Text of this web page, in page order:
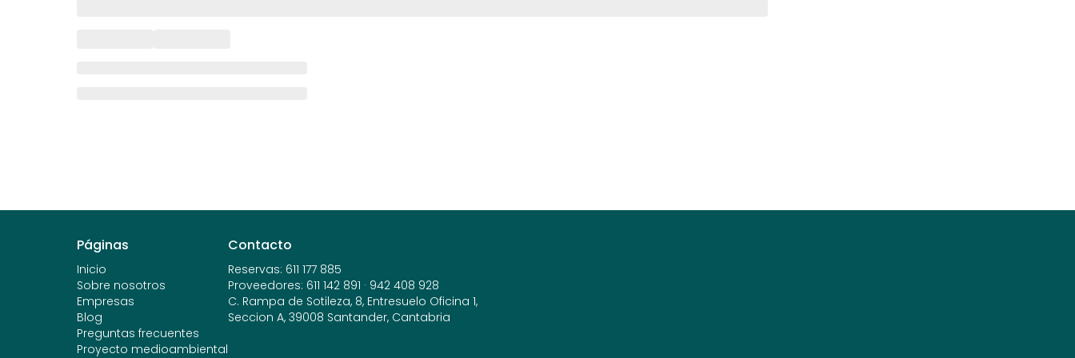
Páginas
Inicio
Sobre nosotros
Empresas
Blog
Preguntas frecuentes
Proyecto medioambiental
Contacto
Reservas: 611 177 885
Proveedores: 611 142 891 · 942 408 928
C. Rampa de Sotileza, 8, Entresuelo Oficina 1,
Seccion A, 39008 Santander, Cantabria